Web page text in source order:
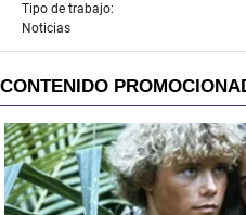
Tipo de trabajo:
Noticias